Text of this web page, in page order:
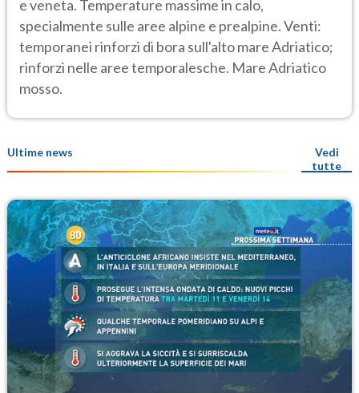
e veneta. Temperature massime in calo,
specialmente sulle aree alpine e prealpine. Venti:
temporanei rinforzi di bora sull'alto mare Adriatico;
rinforzi nelle aree temporalesche. Mare Adriatico
mosso.
Ultime news
Vedi
tutte